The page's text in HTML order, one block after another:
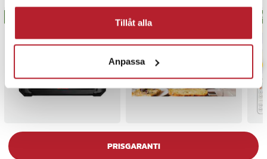
Tillåt alla
Anpassa
PRISGARANTI